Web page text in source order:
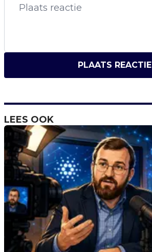
PLAATS REACTIE
LEES OOK